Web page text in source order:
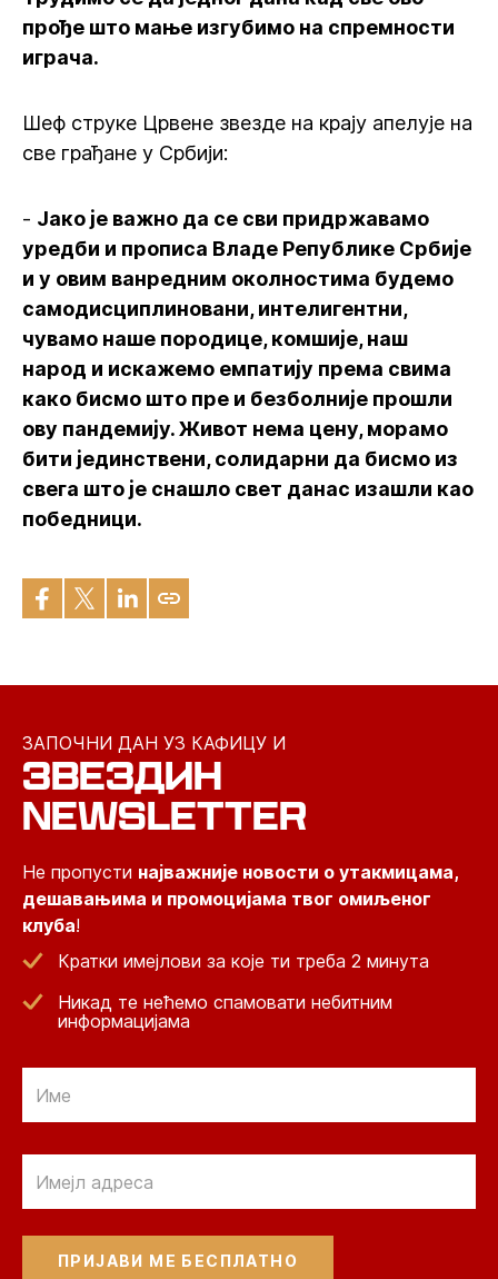
прође што мање изгубимо на спремности
играча.
Шеф струке Црвене звезде на крају апелује на
све грађане у Србији:
- Јако је важно да се сви придржавамо
уредби и прописа Владе Републике Србије
и у овим ванредним околностима будемо
самодисциплиновани, интелигентни,
чувамо наше породице, комшије, наш
народ и искажемо емпатију према свима
како бисмо што пре и безболније прошли
ову пандемију. Живот нема цену, морамо
бити јединствени, солидарни да бисмо из
свега што је снашло свет данас изашли као
победници.
ЗАПОЧНИ ДАН УЗ КАФИЦУ И
ЗВЕЗДИН
NEWSLETTER
Не пропусти најважније новости о утакмицама,
дешавањима и промоцијама твог омиљеног
клуба!
Кратки имејлови за које ти треба 2 минута
Никад те нећемо спамовати небитним
информацијама